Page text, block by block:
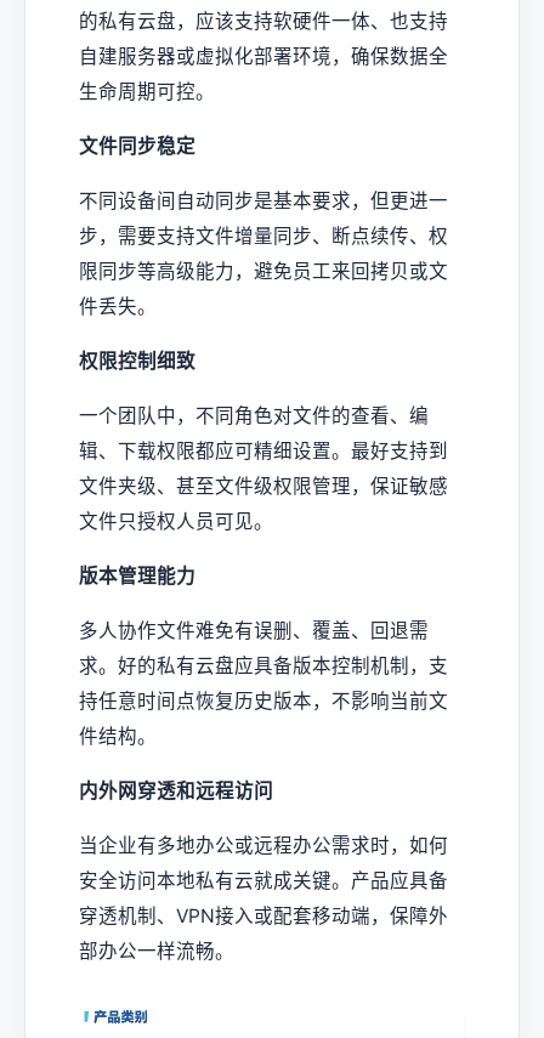
的私有云盘，应该支持软硬件一体、也支持
自建服务器或虚拟化部署环境，确保数据全
生命周期可控。
文件同步稳定
不同设备间自动同步是基本要求，但更进一
步，需要支持文件增量同步、断点续传、权
限同步等高级能力，避免员工来回拷贝或文
件丢失。
权限控制细致
一个团队中，不同角色对文件的查看、编
辑、下载权限都应可精细设置。最好支持到
文件夹级、甚至文件级权限管理，保证敏感
文件只授权人员可见。
版本管理能力
多人协作文件难免有误删、覆盖、回退需
求。好的私有云盘应具备版本控制机制，支
持任意时间点恢复历史版本，不影响当前文
件结构。
内外网穿透和远程访问
当企业有多地办公或远程办公需求时，如何
安全访问本地私有云就成关键。产品应具备
穿透机制、VPN接入或配套移动端，保障外
部办公一样流畅。